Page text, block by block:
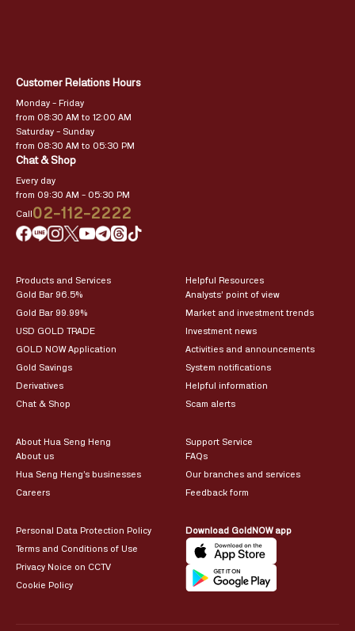
Customer Relations Hours
Monday – Friday
from 08:30 AM to 12:00 AM
Saturday – Sunday
from 08:30 AM to 05:30 PM
Chat & Shop
Every day
from 09:30 AM – 05:30 PM
Call02-112-2222
Products and Services
Gold Bar 96.5%
Gold Bar 99.99%
USD GOLD TRADE
GOLD NOW Application
Gold Savings
Derivatives
Chat & Shop
Helpful Resources
Analysts’ point of view
Market and investment trends
Investment news
Activities and announcements
System notifications
Helpful information
Scam alerts
About Hua Seng Heng
About us
Hua Seng Heng’s businesses
Careers
Support Service
FAQs
Our branches and services
Feedback form
Personal Data Protection Policy
Terms and Conditions of Use
Privacy Noice on CCTV
Cookie Policy
Download GoldNOW app